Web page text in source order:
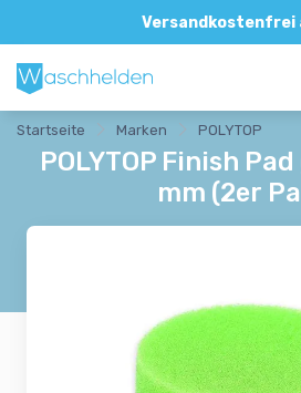
Versandkostenfrei
Startseite Marken POLYTOP
POLYTOP Finish
mm (2er